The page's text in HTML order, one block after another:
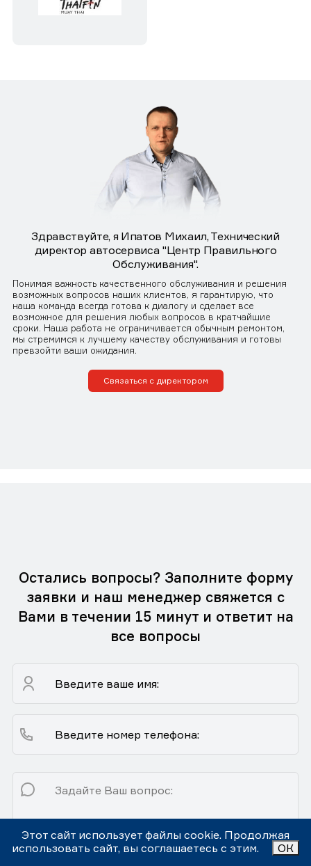
Здравствуйте, я Ипатов Михаил, Технический
директор автосервиса "Центр Правильного
Обслуживания".
Понимая важность качественного обслуживания и решения
возможных вопросов наших клиентов, я гарантирую, что
наша команда всегда готова к диалогу и сделает все
возможное для решения любых вопросов в кратчайшие
сроки. Наша работа не ограничивается обычным ремонтом,
мы стремимся к лучшему качеству обслуживания и готовы
превзойти ваши ожидания.
Связаться с директором
Остались вопросы? Заполните форму
заявки и наш менеджер свяжется с
Вами в течении 15 минут и ответит на
все вопросы
Этот сайт использует файлы cookie. Продолжая
использовать сайт, вы соглашаетесь с этим.
ОК